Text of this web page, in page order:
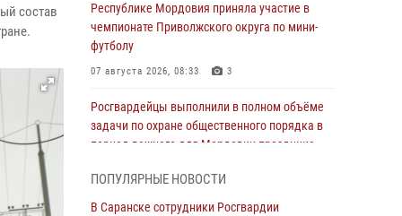
состав
Республике Мордовия приняла участие в
чемпионате Приволжского округа по мини-
футболу
07 августа 2026, 08:33 3
Росгвардейцы выполнили в полном объёме
задачи по охране общественного порядка в
период важного для Мордовии праздника
В Мордовии руководство и личный состав
ПОПУЛЯРНЫЕ НОВОСТИ
В Саранске сотрудники Росгвардии